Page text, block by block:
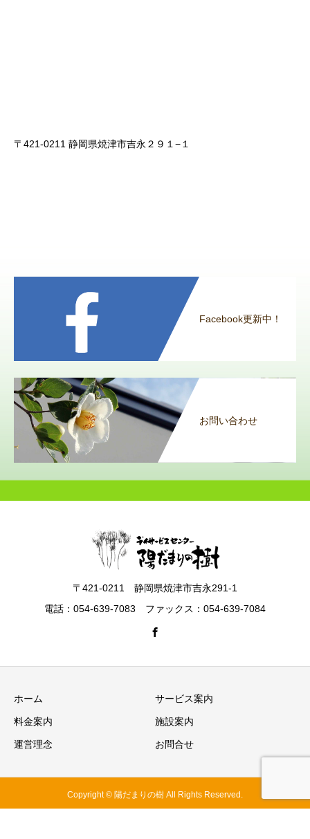
〒421-0211 静岡県焼津市吉永２９１−１
Facebook更新中！
お問い合わせ
〒421-0211 静岡県焼津市吉永291-1
電話：054-639-7083 ファックス：054-639-7084
ホーム サービス案内
料金案内 施設案内
運営理念 お問合せ
Copyright © 陽だまりの樹 All Rights Reserved.
無料体験 お問合せ